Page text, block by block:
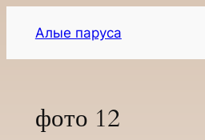
содержимому
Алые паруса
фото 12